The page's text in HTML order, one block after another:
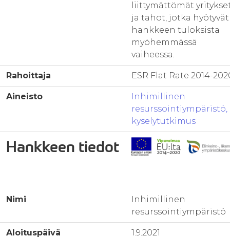
liittymättömät
ja tahot, jotka hyötyvät
hankkeen tuloksista
myöhemmässä
vaiheessa.
Rahoittaja ESR Flat Rate 2014-
Aineisto
Inhimillinen
resurssointiympäristö,
kyselytutkimus
Hankkeen tiedot
Nimi
Inhimillinen
resurssointiympäristö
Aloituspäivä 1.9.2021